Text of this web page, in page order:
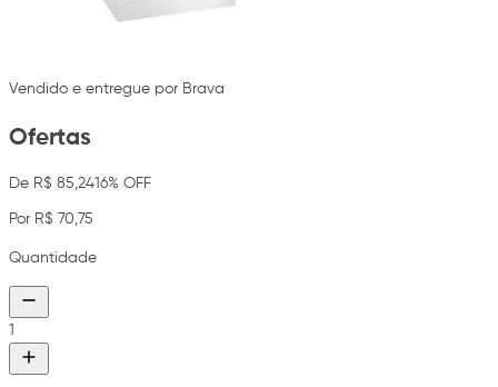
Vendido e entregue por Brava
Ofertas
De R$ 85,2416% OFF
Por R$ 70,75
Quantidade
1